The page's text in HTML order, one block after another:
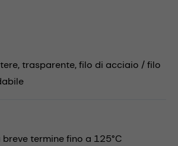
trasparente, filo di acciaio / filo
breve termine fino a 125°C